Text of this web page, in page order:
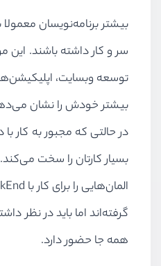
سر و کار داشته باشند.
توسعه وبسایت،
بسیار کارتان را سخت
همه جا حضور دارد.